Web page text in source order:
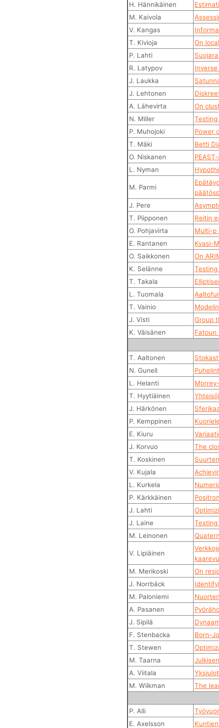
H. Hännikäinen
M. Kaivola
V. Kangas
T. Kivioja
On
P. Lahti
R. Latypov
J. Laukka
J. Lehtonen
A. Lähevirta
On
N. Miller
P. Muhojoki
Power
T. Mäki
Betti
O. Niskanen
L. Nyman
M. Parmi
J. Pere
T. Piipponen
Reitin
O. Pohjavirta
Multi-p
E. Rantanen
Kvasi-
O. Saikkonen
On
K. Selänne
T. Takala
L. Tuomala
T. Vainio
J. Visti
Group
K. Väisänen
Fatoun
T. Aaltonen
N. Gunell
L. Helanti
T. Hyytiäinen
J. Härkönen
P. Kemppinen
E. Kiuru
J. Korvuo
The
T. Koskinen
V. Kujala
L. Kurkela
P. Kärkkäinen
J. Lahti
J. Laine
M. Leinonen
V. Lipiäinen
M. Merikoski
On
J. Norrbäck
M. Paloniemi
A. Pasanen
J. Sipilä
F. Stenbacka
Born-
T. Stewen
M. Taarna
A. Viitala
M. Wilkman
The
P. Alli
E. Axelsson